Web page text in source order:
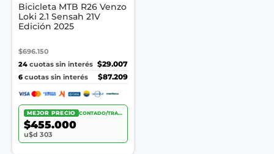
Bicicleta MTB R26 Venzo
Loki 2.1 Sensah 21V
Edición 2025
$696.150
24 cuotas sin interés $29.007
6 cuotas sin interés $87.209
MEJOR PRECIO CONTADO/TRANSF.
$455.000
u$d 303